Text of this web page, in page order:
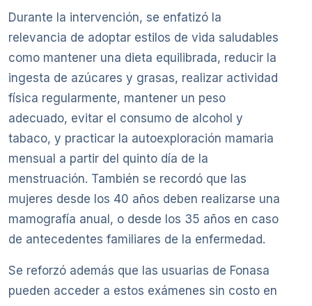
Durante la intervención, se enfatizó la
relevancia de adoptar estilos de vida saludables
como mantener una dieta equilibrada, reducir la
ingesta de azúcares y grasas, realizar actividad
física regularmente, mantener un peso
adecuado, evitar el consumo de alcohol y
tabaco, y practicar la autoexploración mamaria
mensual a partir del quinto día de la
menstruación. También se recordó que las
mujeres desde los 40 años deben realizarse una
mamografía anual, o desde los 35 años en caso
de antecedentes familiares de la enfermedad.
Se reforzó además que las usuarias de Fonasa
pueden acceder a estos exámenes sin costo en